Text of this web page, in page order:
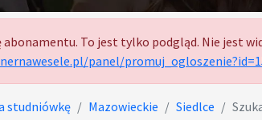
abonamentu. To jest tylko podgląd. Nie jest
panel/
studniówkę Mazowieckie Siedlce